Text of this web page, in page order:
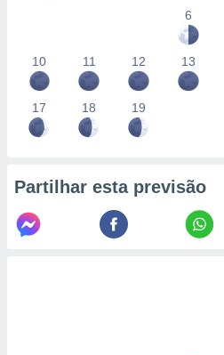
6
10 11 12 13
17 18 19
Partilhar esta previsão